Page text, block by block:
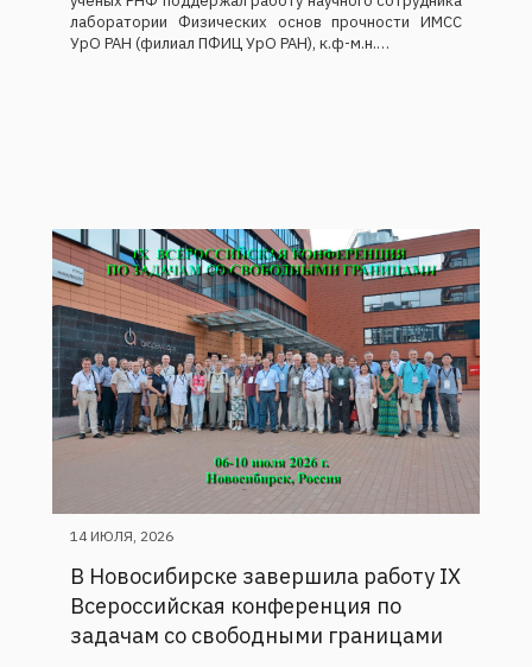
лаборатории Физических основ прочности ИМСС
УрО РАН (филиал ПФИЦ УрО РАН), к.ф-м.н.…
14 ИЮЛЯ, 2026
В Новосибирске завершила работу IX
Всероссийская конференция по
задачам со свободными границами